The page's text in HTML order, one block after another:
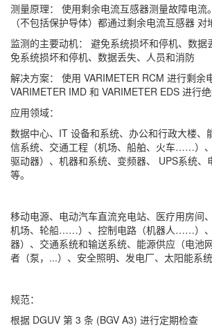
测量原理：
使用剩余电流互感器测量故障电流
（不包括保护导体）都通过剩余电流互感器 对
监测的主要动机：
避免系统损坏和停机、数据
免系统损坏和停机、数据丢失、人员和消防
解决方案：
使用 VARIMETER RCM 进行剩余
VARIMETER IMD 和 VARIMETER EDS 进行
应用领域：
数据中心、IT 设备和系统、办公和行政大楼、
信系统、交通工程（机场、船舶、火车……）
驱动器）、机器和系统、变频器、 UPS系统、
等。
移动电源、电动汽车直流充电站、医疗用房间
机场、轮船……）、控制电路（机器人……）
器）、交通系统和输送系统、能源供应（电池
者（泵，...）、安全照明、发电厂、太阳能系统
规范：
根据 DGUV 第 3 条 (BGV A3) 进行定期检查